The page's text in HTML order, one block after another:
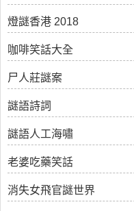
燈謎香港 2018
咖啡笑話大全
尸人莊謎案
謎語詩詞
謎語人工海嘯
老婆吃藥笑話
消失女飛官謎世界